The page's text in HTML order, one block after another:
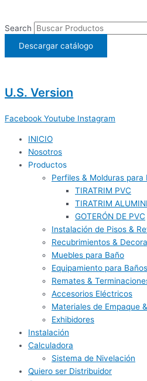
contenido
Search
Descargar catálogo
U.S. Version
Facebook Youtube Instagram
INICIO
Nosotros
Productos
Perfiles & Molduras para
TIRATRIM PVC
TIRATRIM
GOTERÓN DE PVC
Instalación de Pisos &
Recubrimientos &
Muebles para Baño
Equipamiento para Baños
Remates &
Accesorios Eléctricos
Materiales de Empaque
Exhibidores
Instalación
Calculadora
Sistema de Nivelación
Quiero ser Distribuidor